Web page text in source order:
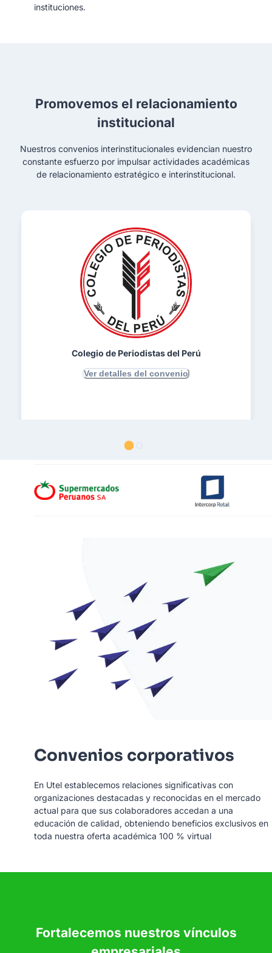
instituciones.
Promovemos el relacionamiento
institucional
Nuestros convenios interinstitucionales evidencian nuestro
constante esfuerzo por impulsar actividades académicas
de relacionamiento estratégico e interinstitucional.
Colegio de Periodistas del Perú
Ver detalles del convenio
Convenios corporativos
En Utel establecemos relaciones significativas con
organizaciones destacadas y reconocidas en el mercado
actual para que sus colaboradores accedan a una
educación de calidad, obteniendo beneficios exclusivos en
toda nuestra oferta académica 100 % virtual
Fortalecemos nuestros vínculos